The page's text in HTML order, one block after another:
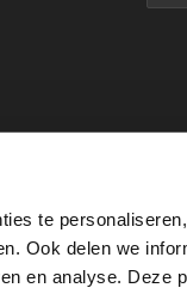
te
Ook delen we
en analyse. Deze